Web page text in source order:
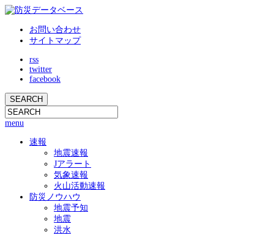
お問い合わせ
サイトマップ
rss
twitter
facebook
menu
速報
地震速報
Jアラート
気象速報
火山活動速報
防災ノウハウ
地震予知
地震
洪水